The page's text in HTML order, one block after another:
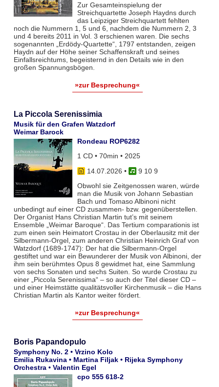
Zur Gesamteinspielung der
Streichquartette Joseph Haydns durch
das Leipziger Streichquartett fehlten
noch die Nummern 1, 5 und 6, nachdem die Nummern 2, 3
und 4 bereits 2011 in Vol. 3 erschienen waren. Die sechs
sogenannten „Erdödy-Quartette“, 1797 entstanden, zeigen
Haydn auf der Höhe seiner Schaffenskraft und seines
Einfallsreichtums, begeisternd in den Details wie in den
großen Spannungsbögen.
»zur Besprechung«
La Piccola Serenissimia
Musik für den Grafen Watzdorf
Weimar Barock
Rondeau ROP6282
1 CD • 70min • 2025
14.07.2026 •
9 10 9
Obwohl sie Zeitgenossen waren, würde
man die Musik von Johann Sebastian
Bach und Tomaso Albinoni nicht
unbedingt auf einer CD zusammen- bzw. gegenüberstellen.
Der Organist Hans Christian Martin tut’s mit seinem
Ensemble „Weimar Baroque“. Das Tertium comparationis ist
zum einen sein Heimatort Crostau in der Oberlausitz mit der
Silbermann-Orgel, zum anderen Christian Heinrich Graf von
Watzdorf (1689-1747): Der hat die Silbermann-Orgel
gestiftet und war ein Bewunderer der Musik von Albinoni, der
ihm sein berühmtes Opus 8 gewidmet hat, eine Sammlung
von sechs Sonaten und sechs Suiten. So wurde Crostau zu
einer „Piccola Serenissima“ – so auch der Titel dieser CD –
und einer Heimstätte qualitätsvoller Kirchenmusik – die Hans
Christian Martin als Kantor weiter fördert.
»zur Besprechung«
Boris Papandopulo
Symphony No. 2 • Vrzino Kolo
Emilia Rukavina • Martina Filjak • Rijeka Symphony
Orchestra • Valentin Egel
cpo 555 618-2